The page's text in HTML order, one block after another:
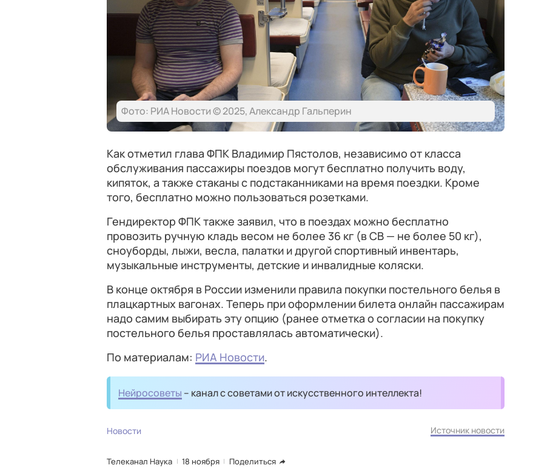
Фото: РИА Новости © 2025, Александр Гальперин
Как отметил глава ФПК Владимир Пястолов, независимо от класса
обслуживания пассажиры поездов могут бесплатно получить воду,
кипяток, а также стаканы с подстаканниками на время поездки. Кроме
того, бесплатно можно пользоваться розетками.
Гендиректор ФПК также заявил, что в поездах можно бесплатно
провозить ручную кладь весом не более 36 кг (в СВ — не более 50 кг),
сноуборды, лыжи, весла, палатки и другой спортивный инвентарь,
музыкальные инструменты, детские и инвалидные коляски.
В конце октября в России изменили правила покупки постельного белья в
плацкартных вагонах. Теперь при оформлении билета онлайн пассажирам
надо самим выбирать эту опцию (ранее отметка о согласии на покупку
постельного белья проставлялась автоматически).
По материалам: РИА Новости.
Нейросоветы – канал с советами от искусственного интеллекта!
Новости Источник новости
Телеканал Наука 18 ноября Поделиться